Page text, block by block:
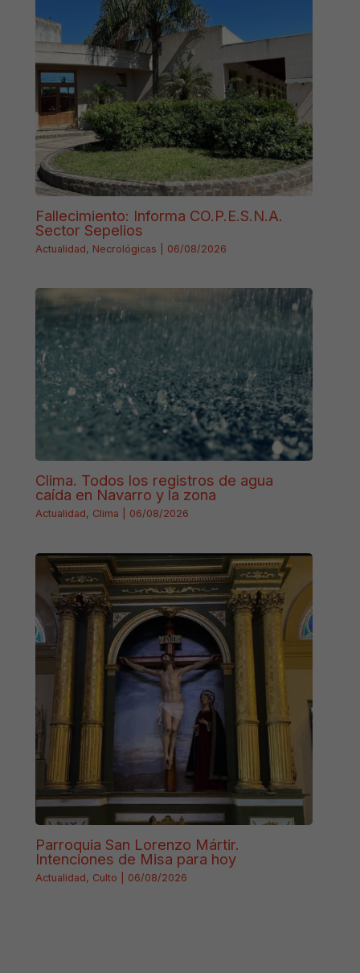
Fallecimiento: Informa CO.P.E.S.N.A.
Sector Sepelios
Actualidad, Necrológicas 06/08/2026
Clima. Todos los registros de agua
caída en Navarro y la zona
Actualidad, Clima 06/08/2026
Parroquia San Lorenzo Mártir.
Intenciones de Misa para hoy
Actualidad, Culto 06/08/2026